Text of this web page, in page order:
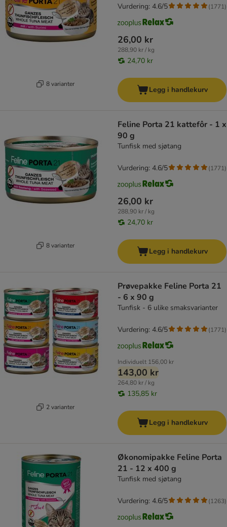
8 varianter
26,00 kr
288,90 kr / kg
24,70 kr
Vurdering: 4.6/5 (1771)
Legg i handlekurv
8 varianter
Feline Porta 21 kattefôr - 1 x
90 g
Tunfisk med sjøtang
26,00 kr
288,90 kr / kg
24,70 kr
Vurdering: 4.6/5 (1771)
Legg i handlekurv
2 varianter
Prøvepakke Feline Porta 21
- 6 x 90 g
Tunfisk - 6 ulike smaksvarianter
Individuelt 156,00 kr
143,00 kr
264,80 kr / kg
135,85 kr
Vurdering: 4.6/5 (1771)
Legg i handlekurv
Økonomipakke Feline Porta
21 - 12 x 400 g
Tunfisk med sjøtang
Vurdering: 4.6/5 (1263)